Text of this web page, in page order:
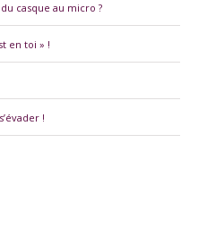
casque au micro ?
en toi » !
!